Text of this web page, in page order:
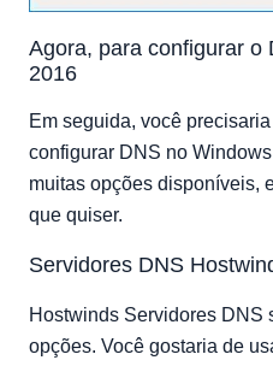
Agora, para configurar o
2016
Em seguida, você
configurar DNS no
muitas opções disponíveis,
que quiser.
Servidores DNS
Hostwinds Servidores DNS
opções. Você gostaria de